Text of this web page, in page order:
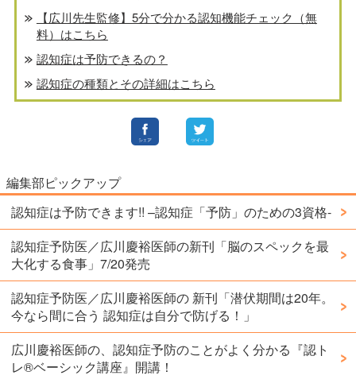
【広川先生監修】5分で分かる認知機能チェック（無
料）はこちら
認知症は予防できるの？
認知症の種類とその詳細はこちら
編集部ピックアップ
認知症は予防できます!! –認知症「予防」のための3資格-
認知症予防医／広川慶裕医師の新刊「脳のスペックを最
大化する食事」7/20発売
認知症予防医／広川慶裕医師の 新刊「潜伏期間は20年。
今なら間に合う 認知症は自分で防げる！」
広川慶裕医師の、認知症予防のことがよく分かる『認ト
レ®️ベーシック講座』開講！